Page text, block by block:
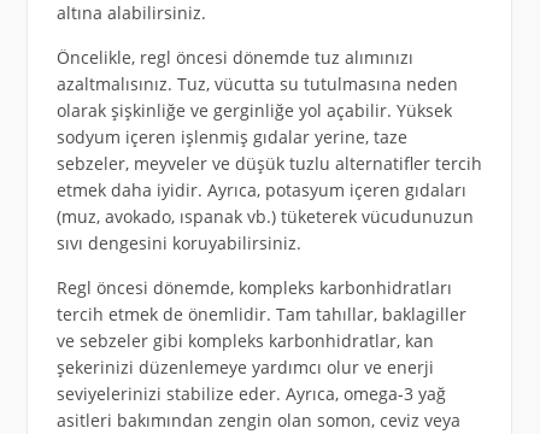
altına alabilirsiniz.
Öncelikle, regl öncesi dönemde tuz alımınızı
azaltmalısınız. Tuz, vücutta su tutulmasına neden
olarak şişkinliğe ve gerginliğe yol açabilir. Yüksek
sodyum içeren işlenmiş gıdalar yerine, taze
sebzeler, meyveler ve düşük tuzlu alternatifler tercih
etmek daha iyidir. Ayrıca, potasyum içeren gıdaları
(muz, avokado, ıspanak vb.) tüketerek vücudunuzun
sıvı dengesini koruyabilirsiniz.
Regl öncesi dönemde, kompleks karbonhidratları
tercih etmek de önemlidir. Tam tahıllar, baklagiller
ve sebzeler gibi kompleks karbonhidratlar, kan
şekerinizi düzenlemeye yardımcı olur ve enerji
seviyelerinizi stabilize eder. Ayrıca, omega-3 yağ
asitleri bakımından zengin olan somon, ceviz veya